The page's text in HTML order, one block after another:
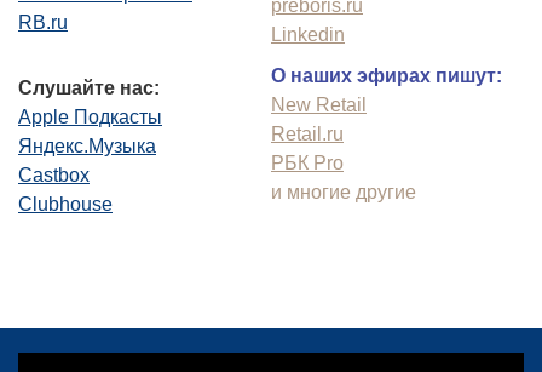
RB.ru
Слушайте нас:
Apple Подкасты
Яндекс.Музыка
Castbox
Clubhouse
preboris.ru
Linkedin
О наших эфирах пишут:
New Retail
Retail.ru
РБК Pro
и многие другие